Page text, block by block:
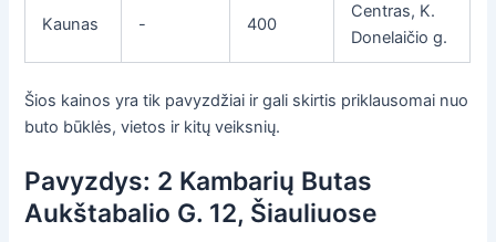
Kaunas - 400
Centras, K.
Donelaičio g.
Šios kainos yra tik pavyzdžiai ir gali skirtis priklausomai nuo
buto būklės, vietos ir kitų veiksnių.
Pavyzdys: 2 Kambarių Butas
Aukštabalio G. 12, Šiauliuose